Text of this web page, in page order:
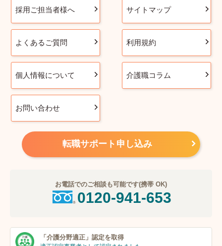
採用ご担当者様へ サイトマップ
よくあるご質問 利用規約
個人情報について 介護職コラム
お問い合わせ
転職サポート申し込み
お電話でのご相談も可能です(携帯 OK)
0120-941-653
「介護分野適正」 認定を取得